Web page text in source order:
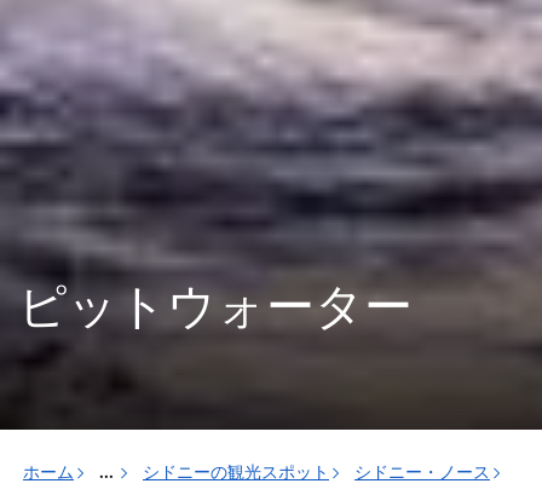
ピットウォーター
ホーム ... シドニーの観光スポット
シドニー・ノース